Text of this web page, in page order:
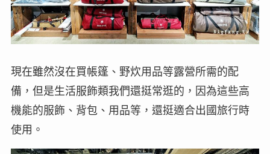
現在雖然沒在買帳篷、野炊用品等露營所需的配
備，但是生活服飾類我們還挺常逛的，因為這些高
機能的服飾、背包、用品等，還挺適合出國旅行時
使用。